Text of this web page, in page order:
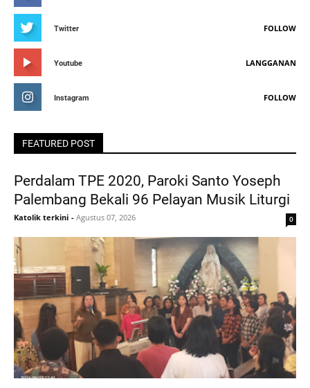
Twitter FOLLOW
Youtube LANGGANAN
Instagram FOLLOW
FEATURED POST
Perdalam TPE 2020, Paroki Santo Yoseph
Palembang Bekali 96 Pelayan Musik Liturgi
Katolik terkini - Agustus 07, 2026 0